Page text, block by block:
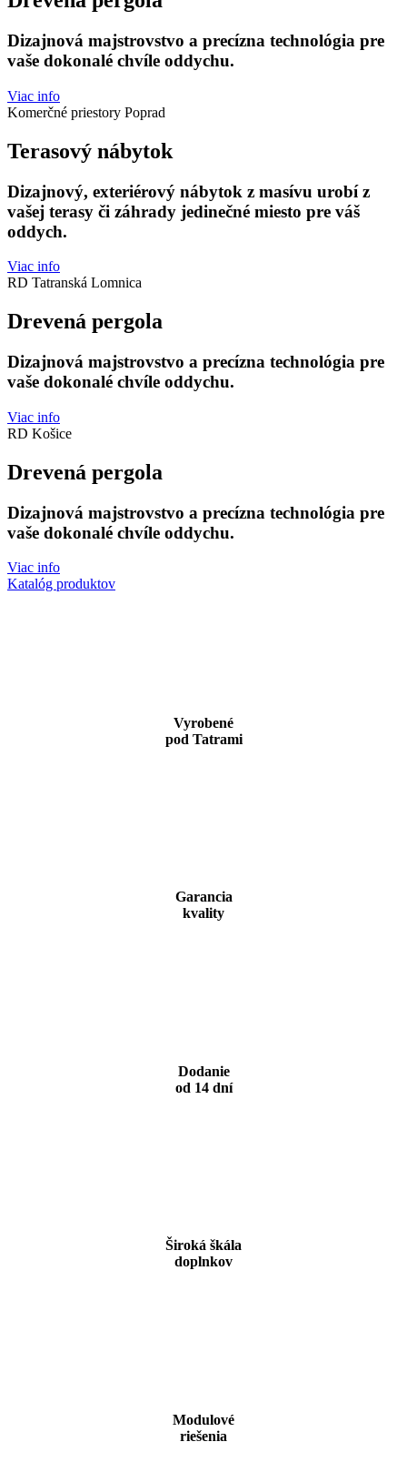
Dizajnová majstrovstvo a precízna technológia pre
vaše dokonalé chvíle oddychu.
Viac info
Komerčné priestory Poprad
Terasový nábytok
Dizajnový, exteriérový nábytok z masívu urobí z
vašej terasy či záhrady jedinečné miesto pre váš
oddych.
Viac info
RD Tatranská Lomnica
Drevená pergola
Dizajnová majstrovstvo a precízna technológia pre
vaše dokonalé chvíle oddychu.
Viac info
RD Košice
Drevená pergola
Dizajnová majstrovstvo a precízna technológia pre
vaše dokonalé chvíle oddychu.
Viac info
Katalóg produktov
Vyrobené
pod Tatrami
Garancia
kvality
Dodanie
od 14 dní
Široká škála
doplnkov
Modulové
riešenia